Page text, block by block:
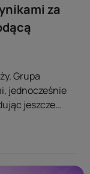
za
Grupa
jednocześnie
jeszcze